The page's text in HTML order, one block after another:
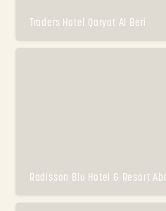
Traders Hotel Qaryat Al Beri
Radisson Blu Hotel & Resort